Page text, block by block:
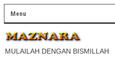
MULAILAH DENGAN BISMILLAH